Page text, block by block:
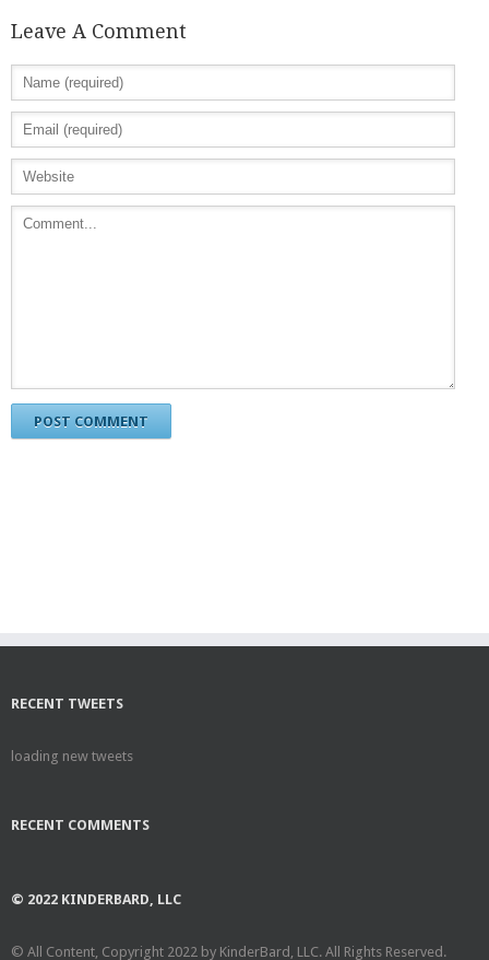
Leave A Comment
RECENT TWEETS
loading new tweets
RECENT COMMENTS
© 2022 KINDERBARD, LLC
© All Content, Copyright 2022 by KinderBard, LLC. All Rights Reserved.